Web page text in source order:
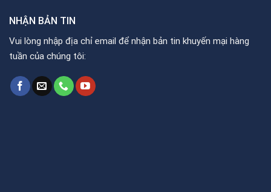
NHẬN BẢN TIN
Vui lòng nhập địa chỉ email để nhận bản tin khuyến mại hàng
tuần của chúng tôi: